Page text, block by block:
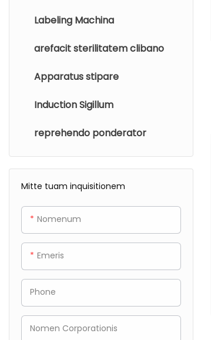
Labeling Machina
arefacit sterilitatem clibano
Apparatus stipare
Induction Sigillum
reprehendo ponderator
Mitte tuam inquisitionem
Nomenum
Emeris
Phone
Nomen Corporationis